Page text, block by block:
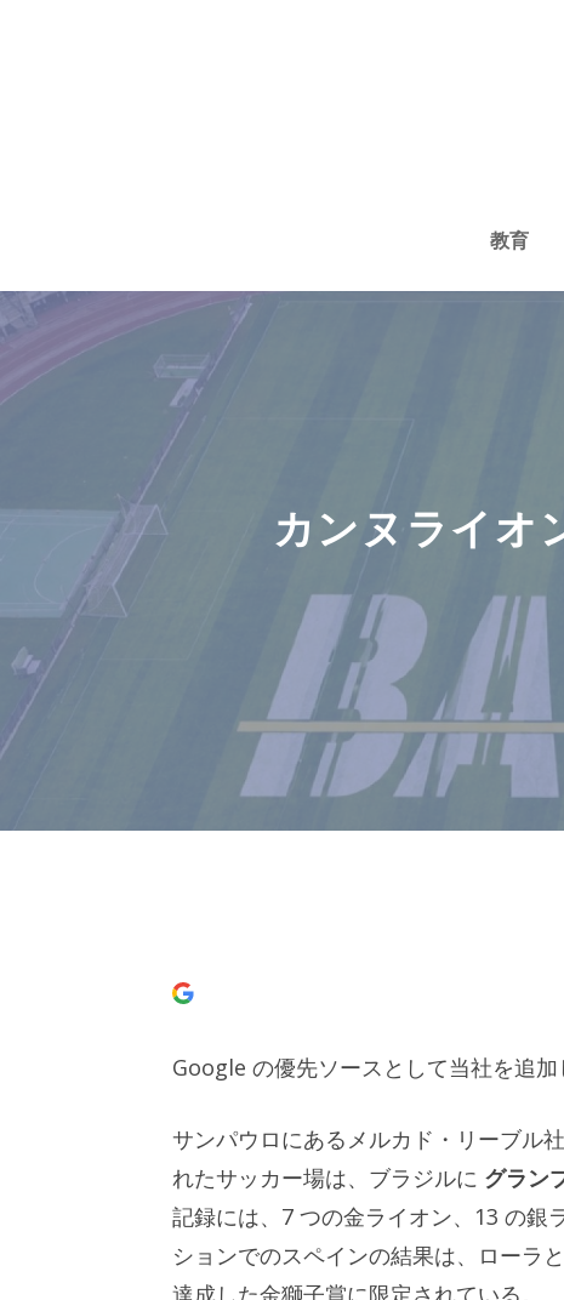
キ
ッ
教育
カンヌライオ
Google の優先ソースとして当社を追
サンパウロにあるメルカド・リーブル
れたサッカー場は、ブラジルに グラン
記録には、7 つの金ライオン、13 の銀
ションでのスペインの結果は、ローラ
達成した金獅子賞に限定されている。